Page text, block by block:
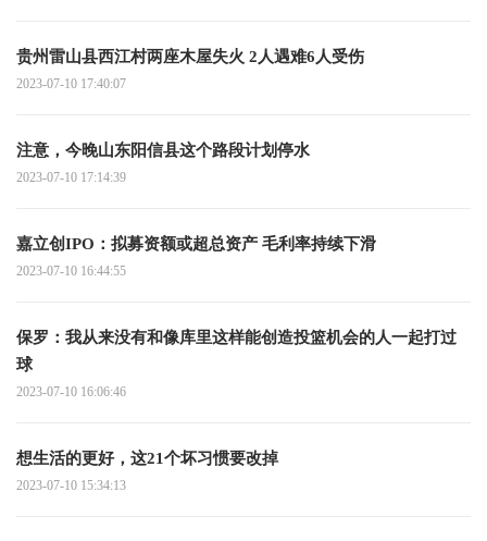
贵州雷山县西江村两座木屋失火 2人遇难6人受伤
2023-07-10 17:40:07
注意，今晚山东阳信县这个路段计划停水
2023-07-10 17:14:39
嘉立创IPO：拟募资额或超总资产 毛利率持续下滑
2023-07-10 16:44:55
保罗：我从来没有和像库里这样能创造投篮机会的人一起打过
球
2023-07-10 16:06:46
想生活的更好，这21个坏习惯要改掉
2023-07-10 15:34:13